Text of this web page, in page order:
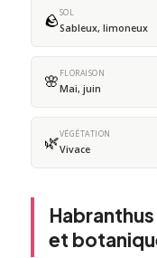
🪨SOL
Sableux, limoneux
🌸 FLORAISON
Mai, juin
🌿VÉGÉTATION
Vivace
et